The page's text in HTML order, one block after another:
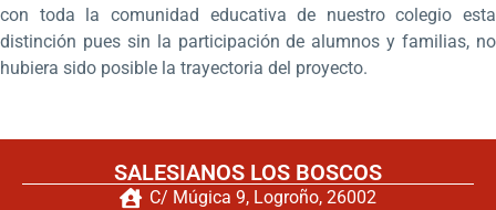
con toda la comunidad educativa de nuestro colegio esta
distinción pues sin la participación de alumnos y familias, no
hubiera sido posible la trayectoria del proyecto.
SALESIANOS LOS BOSCOS
C/ Múgica 9, Logroño, 26002